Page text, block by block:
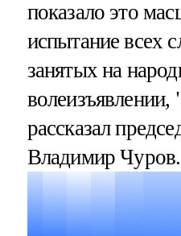
показало это
испытание всех
занятых на
рассказал
Владимир Чуров.